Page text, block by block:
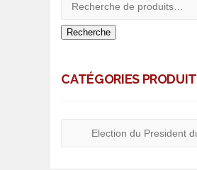
Recherche
CATÉGORIES PRODUIT